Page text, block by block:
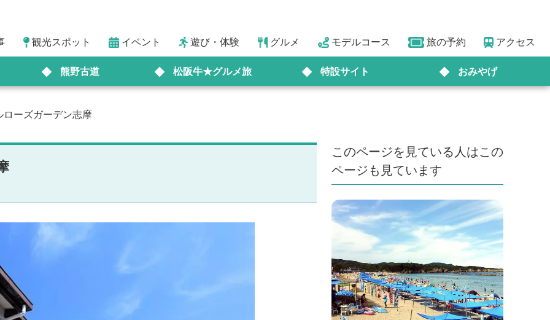
観光スポット イベント 遊び・体験 グルメ モデルコース 旅の予約 アクセス
熊野古道 松阪牛★グルメ旅 特設サイト おみやげ
ーズガーデン志摩
このページを見ている人はこの
ページも見ています